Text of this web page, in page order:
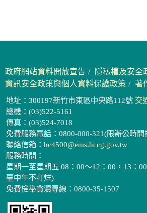
政府網站資料開放宣告
隱私權及安全
資訊安全政策與個人資料保護政策
著
地址：300197新竹市東區中央路112號 交
總機：(03)522-5161
傳真：(03)524-7018
免費服務電話：0800-000-321(限辦公時間
聯絡信箱： hc4500@ems.hccg.gov.tw
服務時間：
星期一至星期五 08：00～12：00，13：
臺中午不打烊)
免費檢舉貪瀆專線：0800-35-1507